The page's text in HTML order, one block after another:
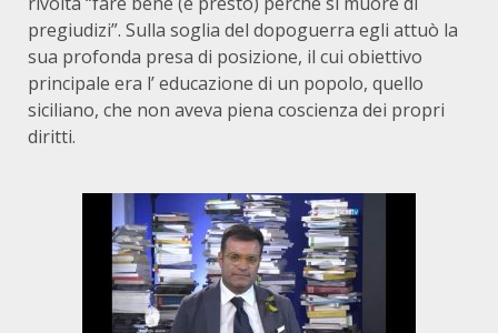
pregiudizi”. Sulla soglia del dopoguerra egli attuò la
sua profonda presa di posizione, il cui obiettivo
principale era l’ educazione di un popolo, quello
siciliano, che non aveva piena coscienza dei propri
diritti.